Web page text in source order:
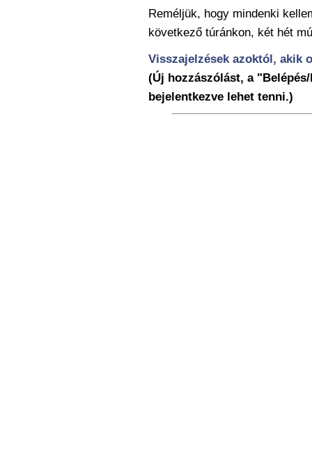
Reméljük, hogy mindenki
következő túránkon, két hét
Visszajelzések azoktól, akik
(Új hozzászólást, a
bejelentkezve lehet tenni.)